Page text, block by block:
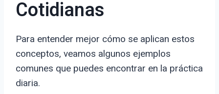
Cotidianas
Para entender mejor cómo se aplican estos
conceptos, veamos algunos ejemplos
comunes que puedes encontrar en la práctica
diaria.